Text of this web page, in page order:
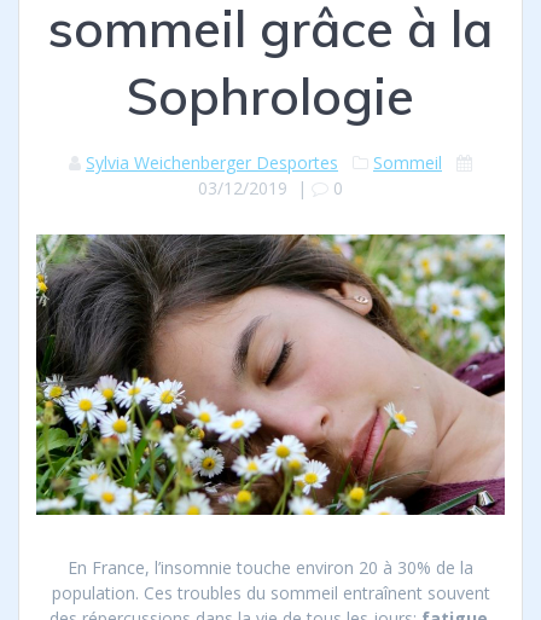
sommeil grâce à la
Sophrologie
Sylvia Weichenberger Desportes
Sommeil
03/12/2019 | 0
En France, l’insomnie touche environ 20 à 30% de la
population. Ces troubles du sommeil entraînent souvent